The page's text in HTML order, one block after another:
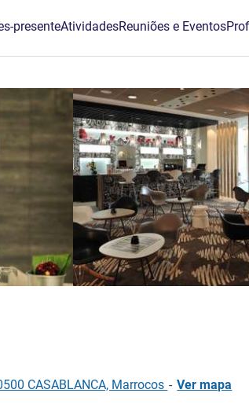
presenteAtividadesReuniões e Eventos
CASABLANCA, Marrocos - Ver mapa